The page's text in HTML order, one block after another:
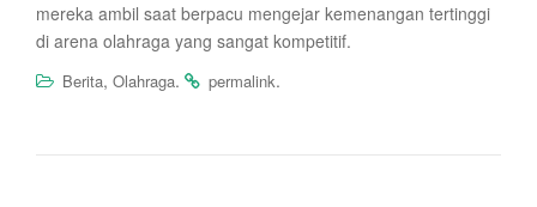
mereka ambil saat berpacu mengejar kemenangan tertinggi
di arena olahraga yang sangat kompetitif.
Berita, Olahraga. permalink.